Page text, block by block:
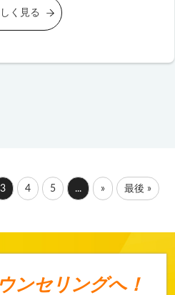
く見る
3 4 5 ... » 最後 »
ンセリングへ！